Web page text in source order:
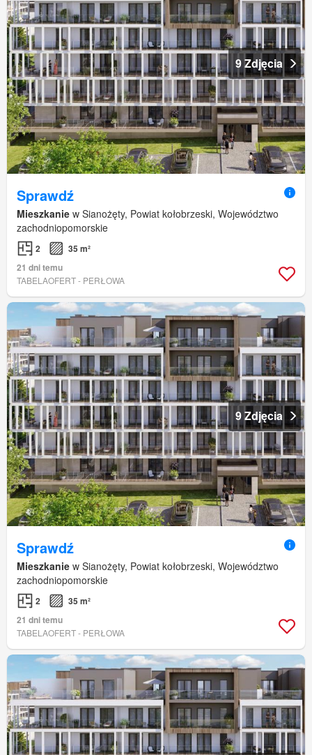
9 Zdjęcia
Sprawdź
Mieszkanie w Sianożęty, Powiat kołobrzeski, Województwo
zachodniopomorskie
2
35 m²
21 dni temu
TABELAOFERT - PERŁOWA
9 Zdjęcia
Sprawdź
Mieszkanie w Sianożęty, Powiat kołobrzeski, Województwo
zachodniopomorskie
2
35 m²
21 dni temu
TABELAOFERT - PERŁOWA